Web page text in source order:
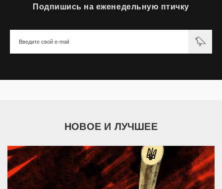
Подпишись на еженедельную птичку
НОВОЕ И ЛУЧШЕЕ